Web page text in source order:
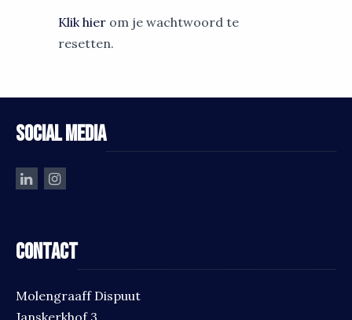
Klik hier om je wachtwoord te
resetten.
Social media
Contact
Molengraaff Dispuut
Janskerkhof 3